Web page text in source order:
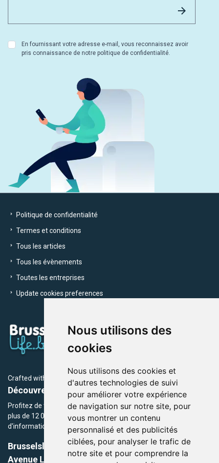
Nous utilisons des
cookies
Nous utilisons des cookies et
d'autres technologies de suivi
pour améliorer votre expérience
de navigation sur notre site, pour
vous montrer un contenu
personnalisé et des publicités
ciblées, pour analyser le trafic de
notre site et pour comprendre la
En fournissant votre adresse e-mail, vous reconnaissez avoir
pris connaissance de notre politique de confidentialité.
Politique de confidentialité
Termes et conditions
Tous les articles
Tous les évènements
Toutes les entreprises
Update cookies preferences
Crafted with by Brusselslife Team
Découvrez plus de 12 000 adresses et événements
Profitez de toutes les sections de BrusselsLife.be et découvrez
plus de 12 000 adresses et un grand choix d'événements,
d'informations et de conseils et astuces de notre écriture.
Brusselslife.be
Avenue Louise, 500 -1050 Ixelles, Brussels,